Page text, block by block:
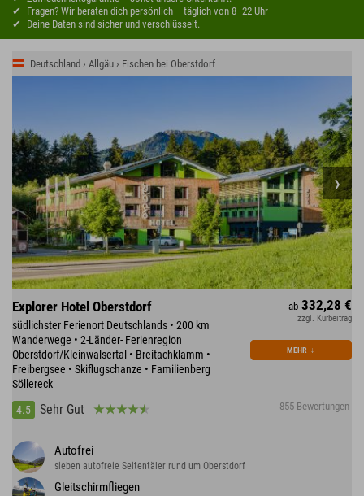
Fragen? Wir beraten dich persönlich – täglich von 8–22 Uhr
Deine Daten sind sicher und verschlüsselt.
Deutschland › Allgäu › Fischen bei Oberstdorf
Explorer Hotel Oberstdorf
südlichster Ferienort Deutschlands • 200 km
Wanderwege • 2-Länder- Ferienregion
Oberstdorf/Kleinwalsertal • Breitachklamm •
Freibergsee • Skiflugschanze • Familienberg
Söllereck
4.5
Sehr Gut 855 Bewertungen
ab 332,28 €
zzgl. Kurbeitrag
MEHR ↓
Autofrei
sieben autofreie Seitentäler rund um Oberstdorf
Gleitschirmfliegen